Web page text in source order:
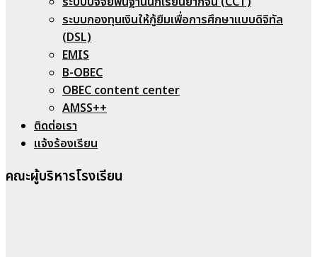
ระบบกองทุนเงินให้กู้ยืมเพื่อการศึกษาแบบดิจิทัล
(DSL)
EMIS
B-OBEC
OBEC content center
AMSS++
ติดต่อเรา
แจ้งร้องเรียน
คณะผู้บริหารโรงเรียน